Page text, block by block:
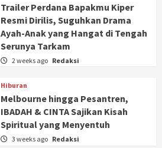
Trailer Perdana Bapakmu Kiper
Resmi Dirilis, Suguhkan Drama
Ayah-Anak yang Hangat di Tengah
Serunya Tarkam
2 weeks ago Redaksi
Hiburan
Melbourne hingga Pesantren,
IBADAH & CINTA Sajikan Kisah
Spiritual yang Menyentuh
3 weeks ago Redaksi